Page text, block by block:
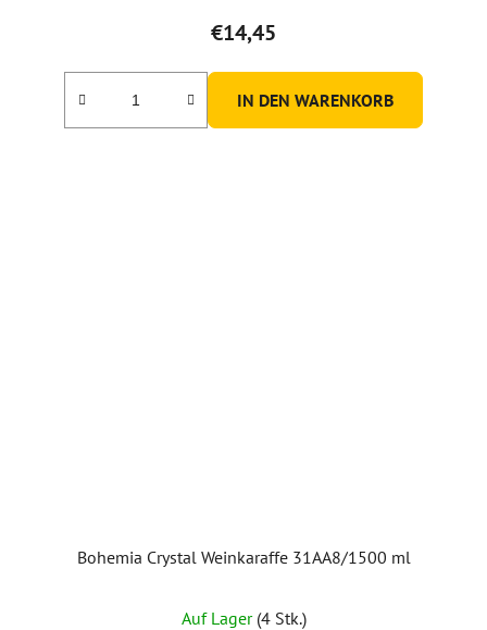
€14,45
IN DEN WARENKORB
Bohemia Crystal Weinkaraffe 31AA8/1500 ml
Auf Lager (4 Stk.)